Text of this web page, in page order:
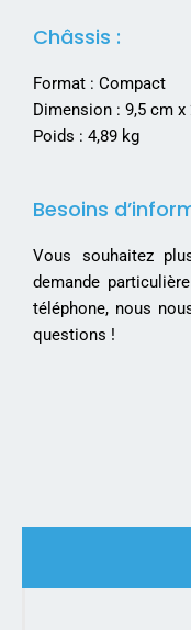
Châssis :
Format : Compact
Dimension : 9,5 cm
Poids : 4,89 kg
Besoins
Vous souhaitez
demande
téléphone, nous
questions !